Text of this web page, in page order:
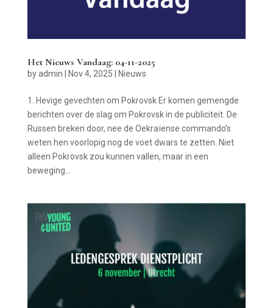
Het Nieuws Vandaag: 04-11-2025
byadmin | Nov 4, 2025 | Nieuws
1. Hevige gevechten om Pokrovsk Er komen gemengde
berichten over de slag om Pokrovsk in de publiciteit. De
Russen breken door, nee de Oekraïense commando’s
weten hen voorlopig nog de voet dwars te zetten. Niet
alleen Pokrovsk zou kunnen vallen, maar in een
beweging...